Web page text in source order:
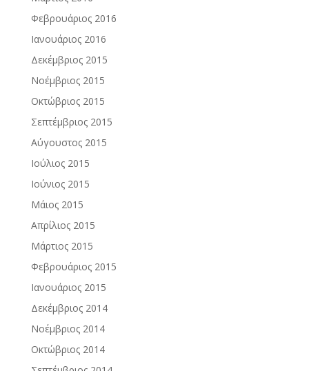
Φεβρουάριος 2016
Ιανουάριος 2016
Δεκέμβριος 2015
Νοέμβριος 2015
Οκτώβριος 2015
Σεπτέμβριος 2015
Αύγουστος 2015
Ιούλιος 2015
Ιούνιος 2015
Μάιος 2015
Απρίλιος 2015
Μάρτιος 2015
Φεβρουάριος 2015
Ιανουάριος 2015
Δεκέμβριος 2014
Νοέμβριος 2014
Οκτώβριος 2014